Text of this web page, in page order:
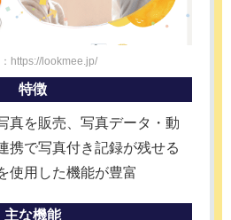
https://lookmee.jp/
特徴
真を販売、写真データ・動
携で写真付き記録が残せる
使用した機能が豊富
主な機能